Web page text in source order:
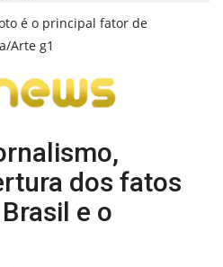
é o principal fator de
Arte g1
dos fatos
e o